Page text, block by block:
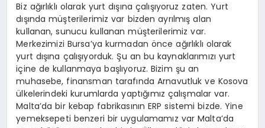
Biz ağırlıklı olarak yurt dışına çalışıyoruz zaten. Yurt
dışında müşterilerimiz var bizden ayrılmış alan
kullanan, sunucu kullanan müşterilerimiz var.
Merkezimizi Bursa’ya kurmadan önce ağırlıklı olarak
yurt dışına çalışıyorduk. Şu an bu kaynaklarımızı yurt
içine de kullanmaya başlıyoruz. Bizim şu an
muhasebe, finansman tarafında Arnavutluk ve Kosova
ülkelerindeki kurumlarda yaptığımız çalışmalar var.
Malta’da bir kebap fabrikasının ERP sistemi bizde. Yine
yemeksepeti benzeri bir uygulamamız var Malta’da